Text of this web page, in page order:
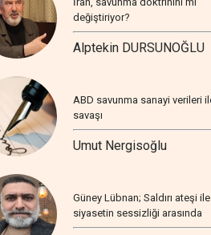
değiştiriyor?
Alptekin DURSUNOĞLU
ABD savunma sanayi verileri
savaşı
Umut Nergisoğlu
Güney Lübnan; Saldırı ateşi ile
siyasetin sessizliği arasında